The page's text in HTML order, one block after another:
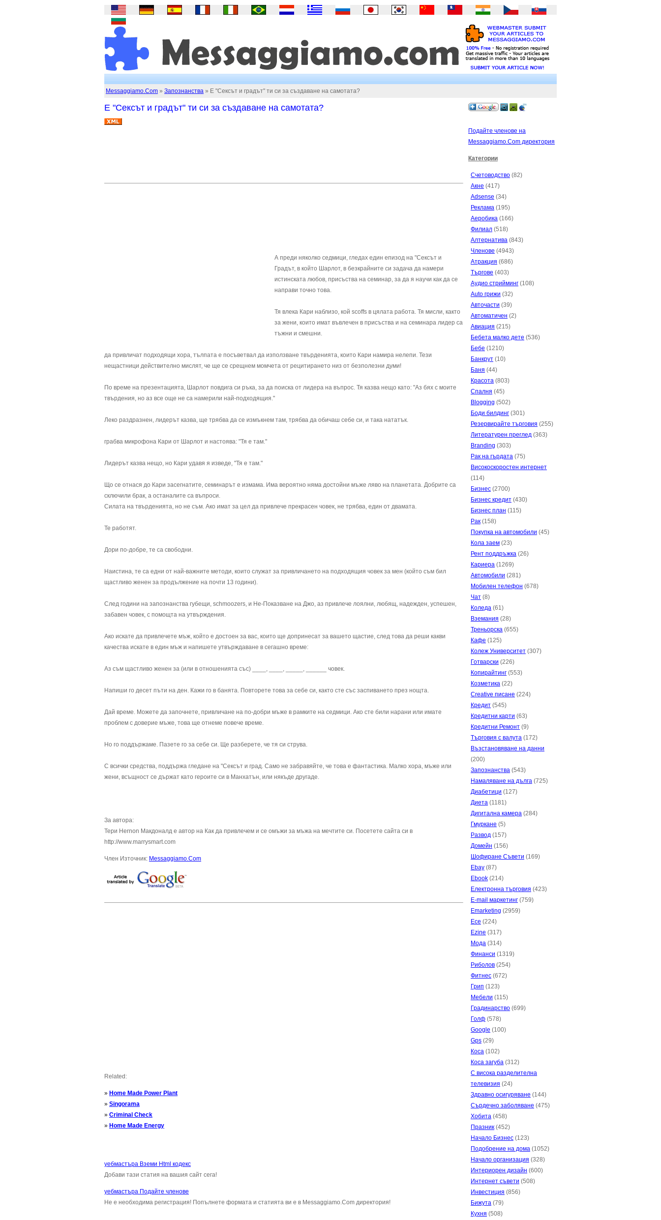
Messaggiamo.Com » Запознанства » Е "Сексът и градът" ти си за създаване на самотата?
Е "Сексът и градът" ти си за създаване на самотата?
А преди няколко седмици, гледах един епизод на "Сексът и
Градът, в който Шарлот, в безкрайните си задача да намери
истинската любов, присъства на семинар, за да я научи как да се
направи точно това.
Тя влека Кари наблизо, кой scoffs в цялата работа. Тя мисли, както
за жени, които имат въвлечен в присъства и на семинара лидер са
тъжни и смешни.
да привличат подходящи хора, тълпата е посъветвал да използване твърденията, които Кари намира нелепи. Тези
нещастници действително мислят, че ще се срещнем момчета от рецитирането низ от безполезни думи!
По време на презентацията, Шарлот повдига си ръка, за да поиска от лидера на въпрос. Тя казва нещо като: "Аз бях с моите
твърдения, но аз все още не са намерили най-подходящия."
Леко раздразнен, лидерът казва, ще трябва да се измъкнем там, трябва да обичаш себе си, и така нататък.
грабва микрофона Кари от Шарлот и настоява: "Тя е там."
Лидерът казва нещо, но Кари удавя я изведе, "Тя е там."
Що се отнася до Кари засегнатите, семинарът е измама. Има вероятно няма достойни мъже ляво на планетата. Добрите са
сключили брак, а останалите са въпроси.
Силата на твърденията, но не съм. Ако имат за цел да привлече прекрасен човек, не трябва, един от двамата.
Те работят.
Дори по-добре, те са свободни.
Наистина, те са едни от най-важните методи, които служат за привличането на подходящия човек за мен (който съм бил
щастливо женен за продължение на почти 13 години).
След години на запознанства губещи, schmoozers, и Не-Показване на Джо, аз привлече лоялни, любящ, надежден, успешен,
забавен човек, с помощта на утвърждения.
Ако искате да привлечете мъж, който е достоен за вас, които ще допринесат за вашето щастие, след това да реши какви
качества искате в един мъж и напишете утвърждаване в сегашно време:
Аз съм щастливо женен за (или в отношенията със) ____, ____, _____, ______ човек.
Напиши го десет пъти на ден. Кажи го в банята. Повторете това за себе си, както сте със заспиването през нощта.
Дай време. Можете да започнете, привличане на по-добри мъже в рамките на седмици. Ако сте били нарани или имате
проблем с доверие мъже, това ще отнеме повече време.
Но го поддържаме. Пазете го за себе си. Ще разберете, че тя си струва.
С всички средства, поддържа гледане на "Сексът и град. Само не забравяйте, че това е фантастика. Малко хора, мъже или
жени, всъщност се държат като героите си в Манхатън, или някъде другаде.
За автора:
Тери Hernon Макдоналд е автор на Как да привлечем и се омъжи за мъжа на мечтите си. Посетете сайта си в
http://www.marrysmart.com
Член Източник: Messaggiamo.Com
Related:
» Home Made Power Plant
» Singorama
» Criminal Check
» Home Made Energy
уебмастъра Вземи Html кодекс
Добави тази статия на вашия сайт сега!
уебмастъра Подайте членове
Не е необходима регистрация! Попълнете формата и статията ви е в Messaggiamo.Com директория!
Подайте членове на
Messaggiamo.Com директория
Категории
Счетоводство (82)
Акне (417)
Adsense (34)
Реклама (195)
Аеробика (166)
Филиал (518)
Алтернатива (843)
Членове (4943)
Атракция (686)
Търгове (403)
Аудио стрийминг (108)
Auto грижи (32)
Авточасти (39)
Автоматичен (2)
Авиация (215)
Бебета малко дете (536)
Бебе (1210)
Банкрут (10)
Баня (44)
Красота (803)
Спалня (45)
Blogging (502)
Боди билдинг (301)
Резервирайте търговия (255)
Литературен преглед (363)
Branding (303)
Рак на гърдата (75)
Високоскоростен интернет
(114)
Бизнес (2700)
Бизнес кредит (430)
Бизнес план (115)
Рак (158)
Покупка на автомобили (45)
Кола заем (23)
Рент поддръжка (26)
Кариера (1269)
Автомобили (281)
Мобилен телефон (678)
Чат (8)
Коледа (61)
Вземания (28)
Треньорска (655)
Кафе (125)
Колеж Университет (307)
Готварски (226)
Копирайтинг (553)
Козметика (22)
Creative писане (224)
Кредит (545)
Кредитни карти (63)
Кредитни Ремонт (9)
Търговия с валута (172)
Възстановяване на данни
(200)
Запознанства (543)
Намаляване на дълга (725)
Диабетици (127)
Диета (1181)
Дигитална камера (284)
Гмуркане (5)
Развод (157)
Домейн (156)
Шофиране Съвети (169)
Ebay (87)
Ebook (214)
Електронна търговия (423)
E-mail маркетинг (759)
Emarketing (2959)
Есе (224)
Ezine (317)
Мода (314)
Финанси (1319)
Риболов (254)
Фитнес (672)
Грип (123)
Мебели (115)
Градинарство (699)
Голф (578)
Google (100)
Gps (29)
Коса (102)
Коса загуба (312)
С висока разделителна
телевизия (24)
Здравно осигуряване (144)
Сърдечно заболяване (475)
Хобита (458)
Празник (452)
Начало Бизнес (123)
Подобрение на дома (1052)
Начало организация (328)
Интериорен дизайн (600)
Интернет съвети (508)
Инвестиция (856)
Бижута (79)
Кухня (508)